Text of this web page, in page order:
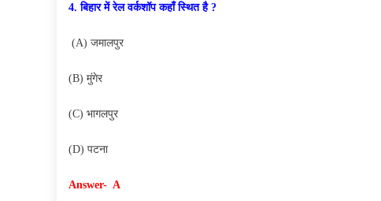
4. बिहार में रेल वर्कशॉप कहाँ स्थित है ?
(A) जमालपुर
(B) मुंगेर
(C) भागलपुर
(D) पटना
Answer- A